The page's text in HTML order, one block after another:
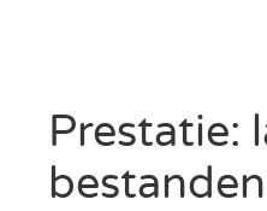
Prestatie: